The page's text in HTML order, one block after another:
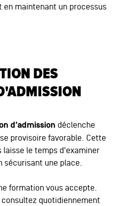
maintenant un processus
DES
d'admission déclenche
provisoire favorable. Cette
le temps d'examiner
sécurisant une place.
formation vous accepte.
quotidiennement